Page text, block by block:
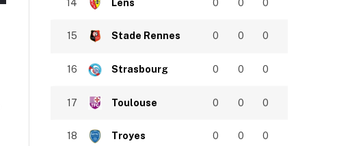
14 Lens 0 0 0
15 Stade Rennes 0 0 0
16 Strasbourg 0 0 0
17 Toulouse 0 0 0
18 Troyes 0 0 0